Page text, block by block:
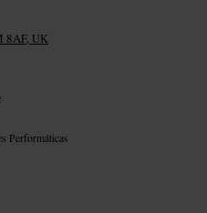
8AF, UK
Performáticas